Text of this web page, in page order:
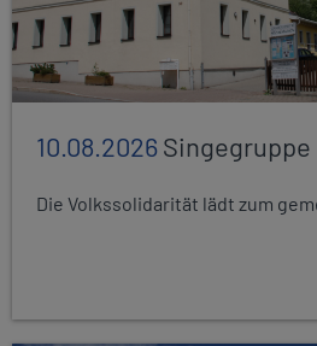
10.08.2026Singegruppe
Die Volkssolidarität lädt zum